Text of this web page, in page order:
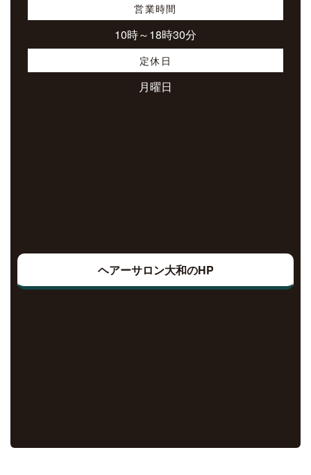
営業時間
10時～18時30分
定休日
月曜日
ヘアーサロン大和のHP